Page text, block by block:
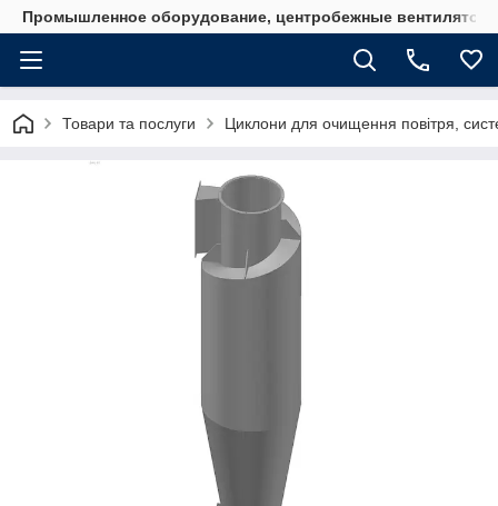
Промышленное оборудование, центробежные
Товари та послуги Циклони для очищення повітря,